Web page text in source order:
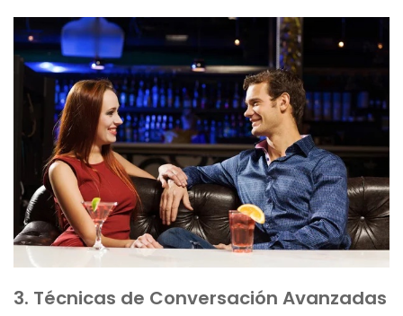
3. Técnicas de Conversación Avanzadas